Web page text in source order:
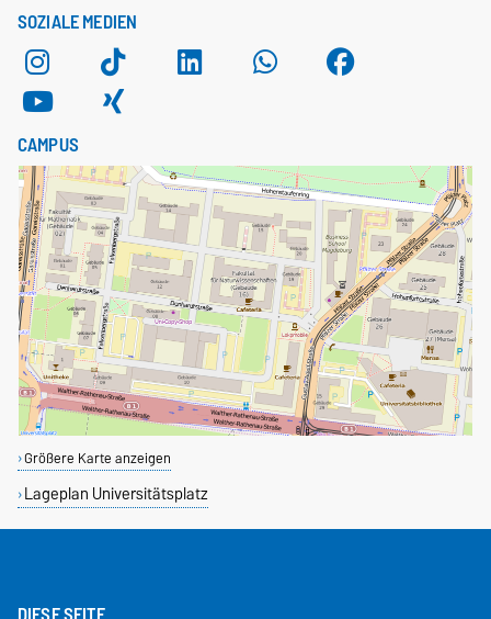
SOZIALE MEDIEN
CAMPUS
Größere Karte anzeigen
Lageplan Universitätsplatz